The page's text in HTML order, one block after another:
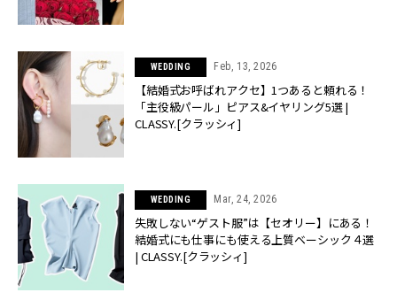
WEDDING Feb, 13, 2026
【結婚式お呼ばれアクセ】1つあると頼れる！
「主役級パール」ピアス&イヤリング5選 |
CLASSY.[クラッシィ]
WEDDING Mar, 24, 2026
失敗しない“ゲスト服”は【セオリー】にある！
結婚式にも仕事にも使える上質ベーシック４選
| CLASSY.[クラッシィ]